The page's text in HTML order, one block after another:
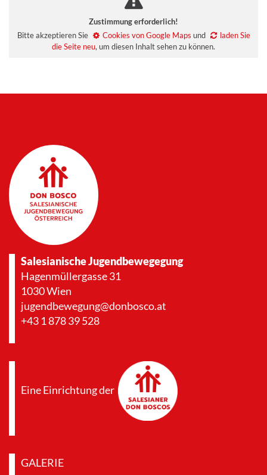
Zustimmung erforderlich!
Bitte akzeptieren Sie
Cookies von Google Maps und
laden Sie
die Seite neu, um diesen Inhalt sehen zu können.
Salesianische Jugendbewegegung
Hagenmüllergasse 31
1030 Wien
jugendbewegung@donbosco.at
+43 1 878 39 528
Eine Einrichtung der
GALERIE